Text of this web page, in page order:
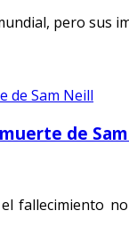
pero sus
de
fallecimiento